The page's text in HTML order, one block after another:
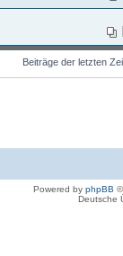
Beiträge der letzten
Powered by phpBB
Deutsche